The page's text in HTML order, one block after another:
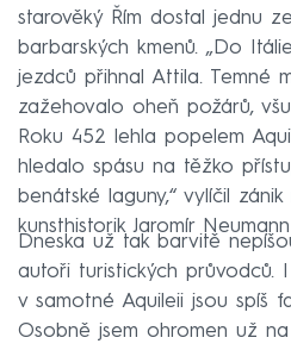
starověký Řím dostal jednu
barbarských kmenů. „Do
jezdců přihnal Attila. Temné
zažehovalo oheň požárů,
Roku 452 lehla popelem
hledalo spásu na těžko
benátské laguny,“ vylíčil
kunsthistorik Jaromír
Dneska už tak barvitě
autoři turistických průvodců.
v samotné Aquileii jsou spíš
Osobně jsem ohromen už